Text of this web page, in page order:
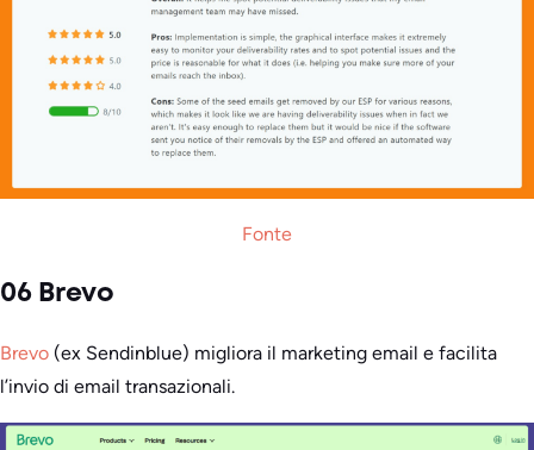
Fonte
06 Brevo
Brevo (ex Sendinblue) migliora il marketing email e facilita
l’invio di email transazionali.